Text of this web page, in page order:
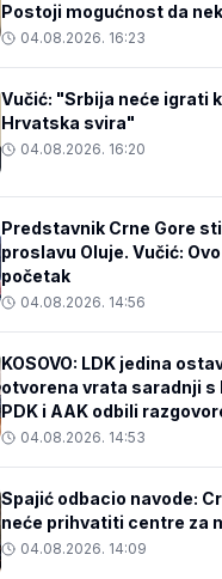
Postoji mogućnost da
zakuha stvari
04.08.2026. 16:23
Vučić: "Srbija neće igrati
Hrvatska svira"
04.08.2026. 16:20
Predstavnik Crne Gore
proslavu Oluje. Vučić:
početak
04.08.2026. 14:56
KOSOVO: LDK jedina
otvorena vrata saradnji s
PDK i AAK odbili
04.08.2026. 14:53
Spajić odbacio navode:
neće prihvatiti centre za
04.08.2026. 14:09